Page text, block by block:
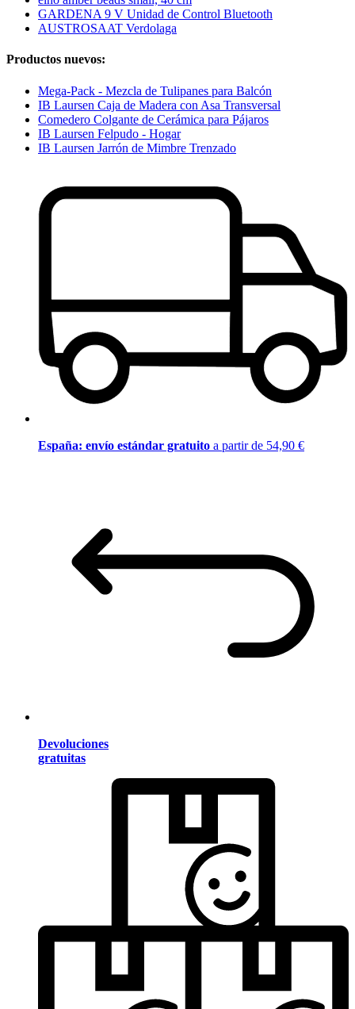
GARDENA 9 V Unidad de Control Bluetooth
AUSTROSAAT Verdolaga
Productos nuevos:
Mega-Pack - Mezcla de Tulipanes para Balcón
IB Laursen Caja de Madera con Asa Transversal
Comedero Colgante de Cerámica para Pájaros
IB Laursen Felpudo - Hogar
IB Laursen Jarrón de Mimbre Trenzado
España: envío estándar gratuito a partir de 54,90 €
Devoluciones
gratuitas